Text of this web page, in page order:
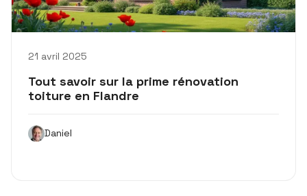
21 avril 2025
Tout savoir sur la prime rénovation
toiture en Flandre
Daniel